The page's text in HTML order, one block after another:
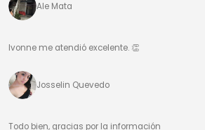
Ale Mata
Ivonne me atendió excelente. 👏
Josselin Quevedo
Todo bien, gracias por la información